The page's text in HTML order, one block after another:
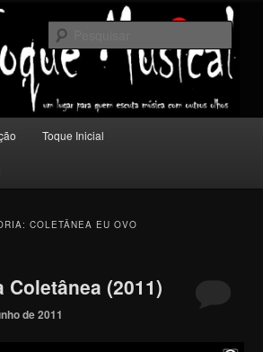
música com outros olhos.
Toque Inicial
COLETÂNEA EU OVO
Coletânea (2011)
de 2011